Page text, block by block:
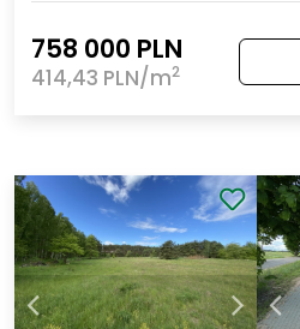
758 000 PLN
414,43 PLN/m2